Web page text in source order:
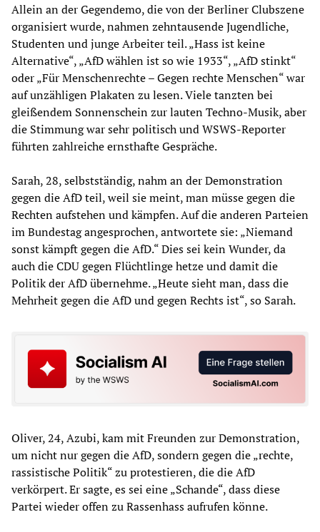
Allein an der Gegendemo, die von der Berliner Clubszene
organisiert wurde, nahmen zehntausende Jugendliche,
Studenten und junge Arbeiter teil. „Hass ist keine
Alternative“, „AfD wählen ist so wie 1933“, „AfD stinkt“
oder „Für Menschenrechte – Gegen rechte Menschen“ war
auf unzähligen Plakaten zu lesen. Viele tanzten bei
gleißendem Sonnenschein zur lauten Techno-Musik, aber
die Stimmung war sehr politisch und WSWS-Reporter
führten zahlreiche ernsthafte Gespräche.
Sarah, 28, selbstständig, nahm an der Demonstration
gegen die AfD teil, weil sie meint, man müsse gegen die
Rechten aufstehen und kämpfen. Auf die anderen Parteien
im Bundestag angesprochen, antwortete sie: „Niemand
sonst kämpft gegen die AfD.“ Dies sei kein Wunder, da
auch die CDU gegen Flüchtlinge hetze und damit die
Politik der AfD übernehme. „Heute sieht man, dass die
Mehrheit gegen die AfD und gegen Rechts ist“, so Sarah.
Oliver, 24, Azubi, kam mit Freunden zur Demonstration,
um nicht nur gegen die AfD, sondern gegen die „rechte,
rassistische Politik“ zu protestieren, die die AfD
verkörpert. Er sagte, es sei eine „Schande“, dass diese
Partei wieder offen zu Rassenhass aufrufen könne.